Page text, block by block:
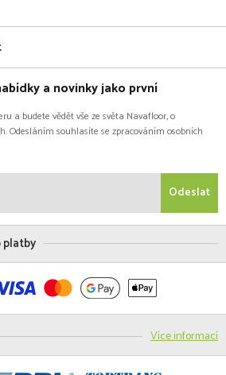
a novinky jako první
a budete vědět vše ze světa Navafloor, o
Odesláním souhlasíte se zpracováním osobních
Odeslat
Více informací